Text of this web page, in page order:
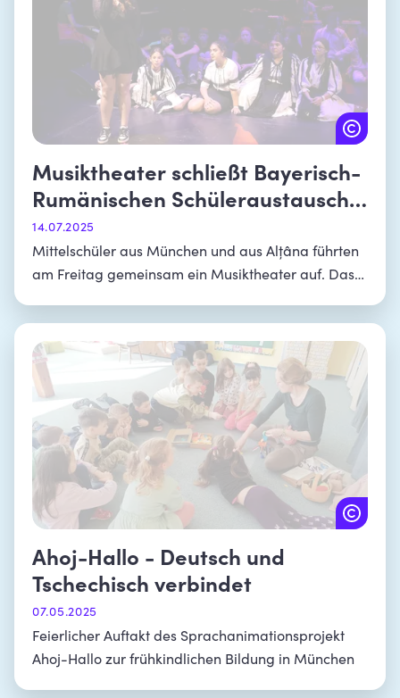
Musiktheater schließt Bayerisch-
Rumänischen Schüleraustausch
ab
14.07.2025
Mittelschüler aus München und aus Alțâna führten
am Freitag gemeinsam ein Musiktheater auf. Das
erarbeitet.
Ahoj-Hallo - Deutsch und
Tschechisch verbindet
07.05.2025
Feierlicher Auftakt des Sprachanimationsprojekt
Ahoj-Hallo zur frühkindlichen Bildung in München